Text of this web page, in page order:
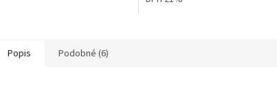
Popis Podobné (6)